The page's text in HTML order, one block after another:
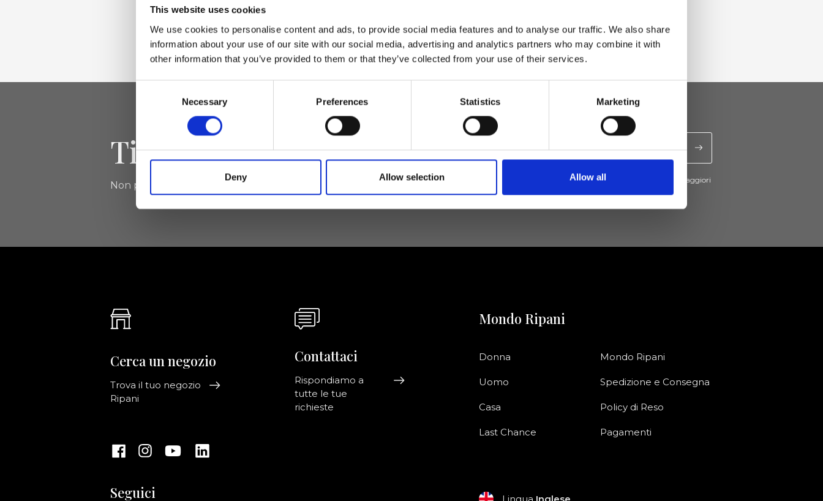
This website uses cookies
We use cookies to personalise content and ads, to provide social media features and to analyse our traffic. We also share
information about your use of our site with our social media, advertising and analytics partners who may combine it with
other information that you’ve provided to them or that they’ve collected from your use of their services.
Necessary Preferences Statistics Marketing
Deny Allow selection Allow all
Dimensione
110 x 4,5 cm (l x a)
Tieniti aggiornato
Non perdere le novità di Ripani, iscriviti alla newsletter!
Acconsento a ricevere novità e promo da Ripani. Per maggiori
Cerca un negozio
Trova il tuo negozio
Ripani
Seguici
Contattaci
Rispondiamo a
tutte le tue
richieste
Mondo Ripani
Donna
Uomo
Casa
Last Chance
Mondo Ripani
Spedizione e Consegna
Policy di Reso
Pagamenti